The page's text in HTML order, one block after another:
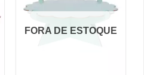
FORA DE ESTOQUE